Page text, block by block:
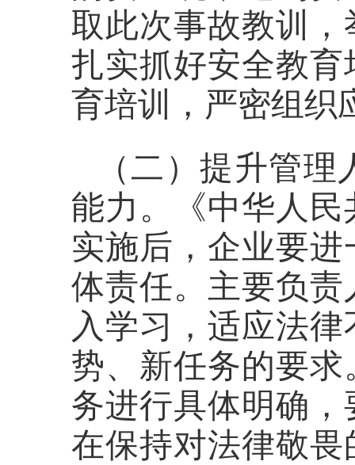
取此次事故教训
扎实抓好安全教
育培训，严密组织
（二）提升管
能力。
《中华人
实施后， 企业要进
体责任。主要负
入学习，适应法
势、新任务的要
务进行具体明确
在保持对法律敬